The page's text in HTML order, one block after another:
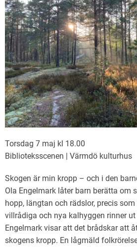
Torsdag 7 maj kl 18.00
Biblioteksscenen | Värmdö kulturhus
Skogen är min kropp – och i den
Ola Engelmark låter barn berätta om
hopp, längtan och rädslor, precis
villrådiga och nya kalhyggen rinner ut
Engelmark visar att det brådskar att
skogens kropp. En lågmäld